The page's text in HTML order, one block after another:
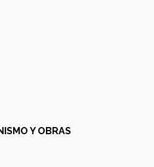
Y OBRAS